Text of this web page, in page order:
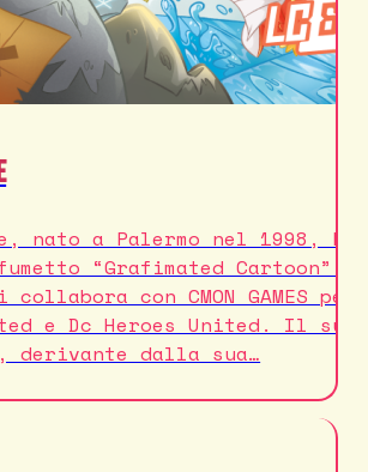
nato a Palermo nel 1998,
“Grafimated
con CMON GAMES
e Dc Heroes United. Il
derivante dalla sua…